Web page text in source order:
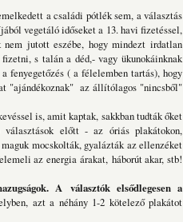
a családi pótlék sem, a választás
vegetáló időseket a 13. havi fizetéssel,
jutott eszébe, hogy mindezt irdatlan
s talán a déd,- vagy ükunokáinknak
( a félelemben tartás), hogy
"ajándékoznak" az állítólagos "nincsből"
is, amit kaptak, sakkban tudták őket
választások előtt - az óriás plakátokon,
mocskolták, gyalázták az ellenzéket
az energia árakat, háborút akar, stb!
A választók elsődlegesen a
azt a néhány 1-2 kötelező plakátot